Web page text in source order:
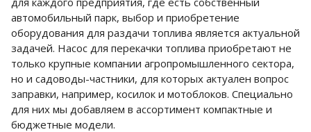
автомобильный парк, выбор и приобретение
оборудования для раздачи топлива является актуальной
задачей. Насос для перекачки топлива приобретают не
только крупные компании агропромышленного сектора,
но и садоводы-частники, для которых актуален вопрос
заправки, например, косилок и мотоблоков. Специально
для них мы добавляем в ассортимент компактные и
бюджетные модели.